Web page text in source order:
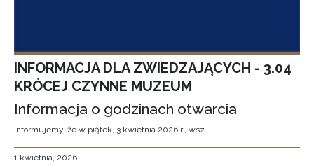
INFORMACJA DLA ZWIEDZAJĄCYCH - 3.04
KRÓCEJ CZYNNE MUZEUM
Informacja o godzinach otwarcia
Informujemy, że w piątek, 3 kwietnia 2026 r., wsz
1 kwietnia, 2026